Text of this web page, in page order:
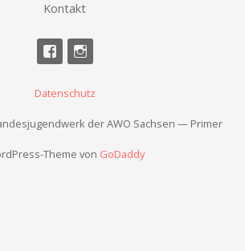
Kontakt
Datenschutz
der AWO Sachsen — Primer
Theme von GoDaddy